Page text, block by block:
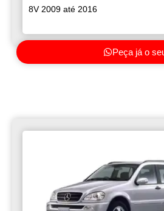
8V 2009 até 2016
Peça já o